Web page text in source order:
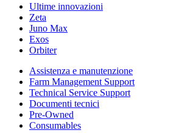
Ultime innovazioni
Zeta
Juno Max
Exos
Orbiter
Assistenza e manutenzione
Farm Management Support
Technical Service Support
Documenti tecnici
Pre-Owned
Consumables